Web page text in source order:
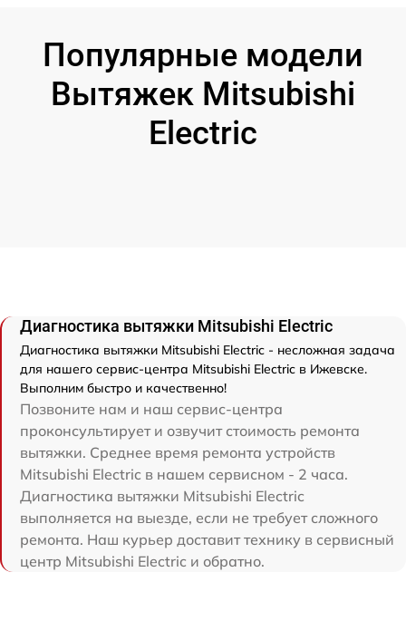
Популярные модели
Вытяжек Mitsubishi
Electric
Диагностика вытяжки Mitsubishi Electric
Диагностика вытяжки Mitsubishi Electric - несложная задача
для нашего сервис-центра Mitsubishi Electric в Ижевске.
Выполним быстро и качественно!
Позвоните нам и наш сервис-центра
проконсультирует и озвучит стоимость ремонта
вытяжки. Среднее время ремонта устройств
Mitsubishi Electric в нашем сервисном - 2 часа.
Диагностика вытяжки Mitsubishi Electric
выполняется на выезде, если не требует сложного
ремонта. Наш курьер доставит технику в сервисный
центр Mitsubishi Electric и обратно.